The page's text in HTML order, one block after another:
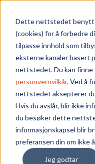
Dette nettstedet
(cookies) for å forbedre
tilpasse innhold som
eksterne kanaler basert
nettstedet. Du kan finne
personvernvilkår. Ved å
nettstedet aksepterer
Hvis du avslår, blir ikke
du besøker dette
informasjonskapsel blir
preferansen din om ikke
Jeg godtar
Skip to main content
Webshop
Lysgardiner for hånd
finger
Bærekraft
Vi tilbyr
Ressurser
Om oss